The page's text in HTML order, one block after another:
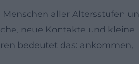
aller Altersstufen
neue Kontakte und kleine
bedeutet das: ankommen,